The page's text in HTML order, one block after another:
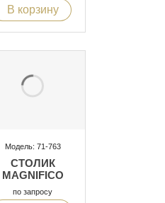
В корзину
Модель: 71-763
СТОЛИК
MAGNIFICO
по запросу